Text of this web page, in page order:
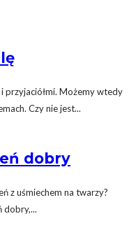
przyjaciółmi. Możemy wtedy
Czy nie jest...
dobry
z uśmiechem na twarzy?
dobry,...